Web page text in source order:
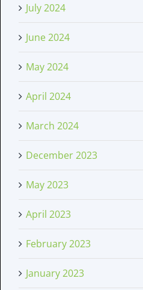
July 2024
June 2024
May 2024
April 2024
March 2024
December 2023
May 2023
April 2023
February 2023
January 2023